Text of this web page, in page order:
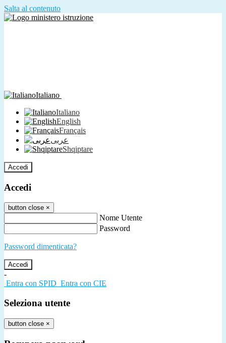
Salta al contenuto
Italiano
Italiano
English
Français
عربى
Shqiptare
Accedi
Accedi
button close ×
Nome Utente
Password
Password dimenticata?
-
Entra con SPID Entra con CIE
Seleziona utente
button close ×